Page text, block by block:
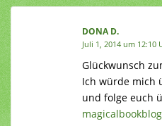
DONA D.
Juli 1, 2014 um 12:10
Glückwunsch
Ich würde mich
und folge euch